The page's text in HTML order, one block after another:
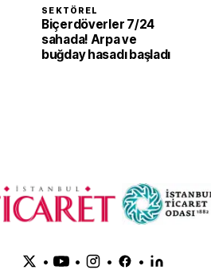
SEKTÖREL
Biçerdöverler 7/24
sahada! Arpa ve
buğday hasadı başladı
• • • •